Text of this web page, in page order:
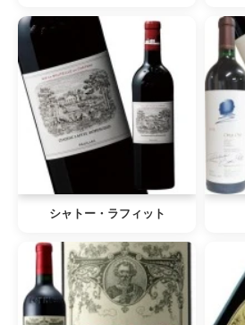
シャトー・ラフィット